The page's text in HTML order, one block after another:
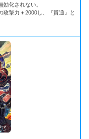
化されない。
攻撃力＋2000し、『貫通』と